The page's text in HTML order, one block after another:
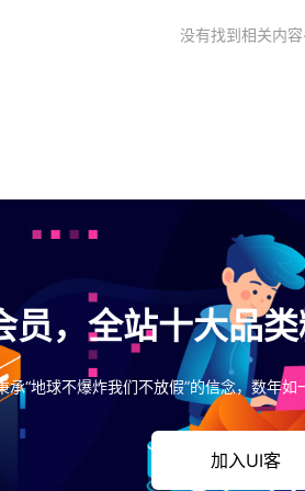
没有找到相关内
员，全站十大品
承“地球不爆炸我们不放假”的信念，数年如
加入UI客